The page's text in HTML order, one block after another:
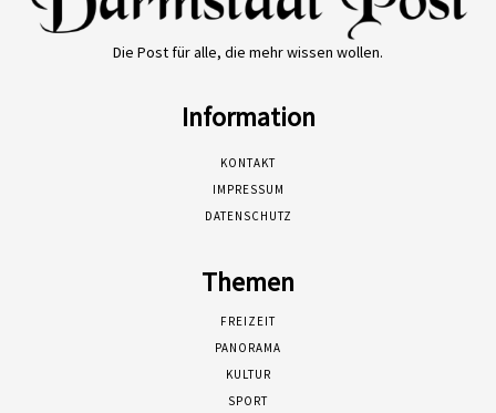
Die Post für alle, die mehr wissen wollen.
Information
KONTAKT
IMPRESSUM
DATENSCHUTZ
Themen
FREIZEIT
PANORAMA
KULTUR
SPORT